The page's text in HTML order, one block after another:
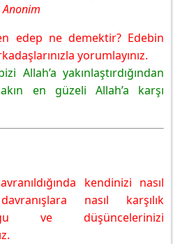
Anonim
edep ne demektir? Edebin
yorumlayınız.
Allah’a yakınlaştırdığından
en güzeli Allah’a karşı
kendinizi nasıl
nasıl karşılık
ve düşüncelerinizi